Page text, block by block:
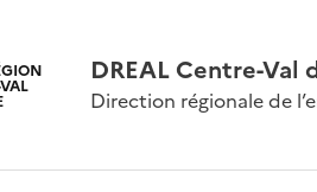
DREAL Centre-Val
Direction régionale de